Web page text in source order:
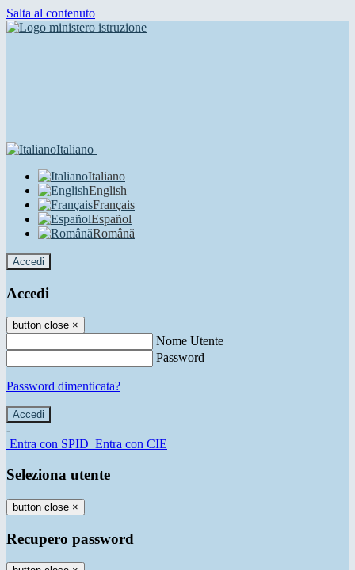
Salta al contenuto
Italiano
Italiano
English
Français
Español
Română
Accedi
Accedi
button close ×
Nome Utente
Password
Password dimenticata?
-
Entra con SPID Entra con CIE
Seleziona utente
button close ×
Recupero password